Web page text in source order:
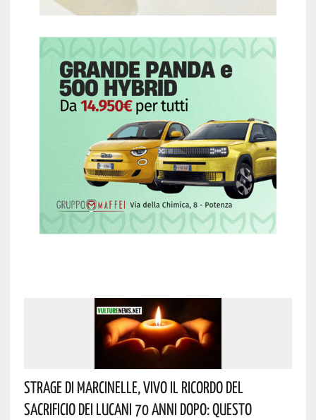
Strage Di Marcinelle, Vivo Il Ricordo Del
Sacrificio Dei Lucani 70 Anni Dopo: Questo